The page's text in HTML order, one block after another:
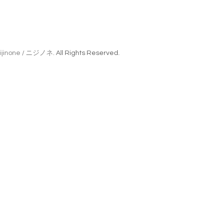
/ ニジノネ. All Rights Reserved.